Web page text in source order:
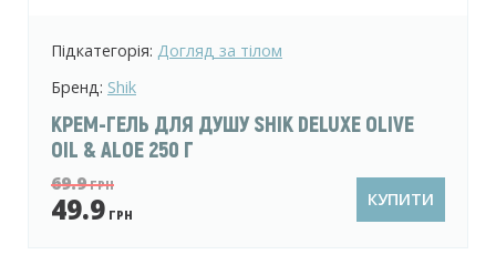
Підкатегорія: Догляд за тілом
Бренд: Shik
КРЕМ-ГЕЛЬ ДЛЯ ДУШУ SHIK DELUXE OLIVE
OIL & ALOE 250 Г
69.9ГРН
49.9 ГРН
КУПИТИ